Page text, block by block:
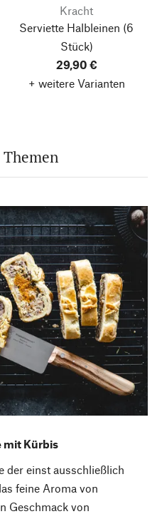
Kracht
Serviette Halbleinen (6
Stück)
29,90 €
+ weitere Varianten
mit Kürbis
der einst ausschließlich
feine Aroma von
Geschmack von